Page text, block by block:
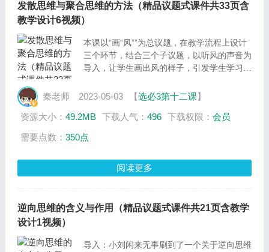
发散思维与聚合思维的方法（精品议题式课件共33页含
教学设计6视频）
本课以“画“风””为总议题，在教学流程上设计
三个环节，结合三个子议题，以听风的声音为
导入，让学生画出风的样子，引发学生学习兴
义，再将学生画出不同的风进行归类，了解聚
同方法和区别，最后用影视剧中的风做结尾，
让学生用风的画面创造不同时刻的意境和氛
围，让学生在这一过程中灵活运用发散思维与
身思维素养。
秦老师 2023-05-03 【选必3第十二课】
资源大小： 49.2MB 下载人气： 496 下载权限： 会员
需要点数： 350点
阅读更多
逆向思维的含义与作用（精品议题式课件共21页含教学
设计1视频）
导入：小刘闲来无事刷到了一个关于逆向思维